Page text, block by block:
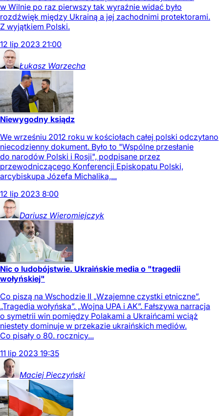
w Wilnie po raz pierwszy tak wyraźnie widać było
rozdźwięk między Ukrainą a jej zachodnimi protektorami.
Z wyjątkiem Polski.
12 lip 2023 21:00
Łukasz Warzecha
Niewygodny ksiądz
We wrześniu 2012 roku w kościołach całej polski odczytano
niecodzienny dokument. Było to "Wspólne przesłanie
do narodów Polski i Rosji", podpisane przez
przewodniczącego Konferencji Episkopatu Polski,
arcybiskupa Józefa Michalika,...
12 lip 2023 8:00
Dariusz Wieromiejczyk
Nic o ludobójstwie. Ukraińskie media o "tragedii
wołyńskiej"
Co piszą na Wschodzie II „Wzajemne czystki etniczne”.
„Tragedia wołyńska”. „Wojna UPA i AK”. Fałszywa narracja
o symetrii win pomiędzy Polakami a Ukraińcami wciąż
niestety dominuje w przekazie ukraińskich mediów.
Co pisały o 80. rocznicy...
11 lip 2023 19:35
Maciej Pieczyński